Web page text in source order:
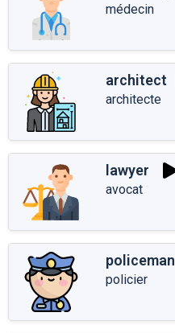
médecin
architect
architecte
lawyer
avocat
policeman
policier